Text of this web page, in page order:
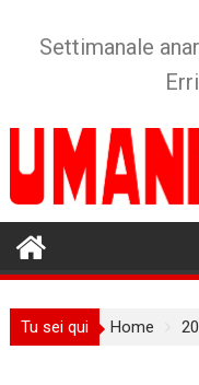
Settimanale
Tu sei qui Home